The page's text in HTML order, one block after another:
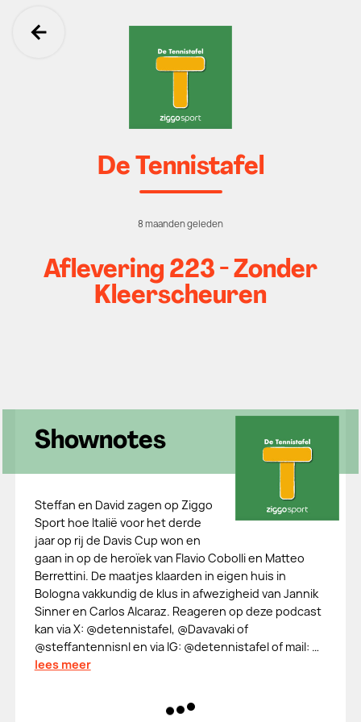
Ga terug
De Tennistafel
8 maanden geleden
Aflevering 223 - Zonder
Kleerscheuren
Shownotes
Steffan en David zagen op Ziggo
Sport hoe Italië voor het derde
jaar op rij de Davis Cup won en
gaan in op de heroïek van Flavio Cobolli en Matteo
Berrettini. De maatjes klaarden in eigen huis in
Bologna vakkundig de klus in afwezigheid van Jannik
Sinner en Carlos Alcaraz. Reageren op deze podcast
kan via X: @⁠⁠⁠⁠⁠⁠⁠⁠⁠⁠⁠⁠⁠⁠⁠⁠⁠⁠⁠⁠detennistafel⁠⁠⁠⁠⁠⁠⁠⁠⁠⁠⁠⁠⁠⁠⁠⁠⁠⁠⁠⁠, @⁠⁠⁠⁠⁠⁠⁠⁠⁠⁠⁠⁠⁠⁠⁠⁠⁠⁠⁠⁠Davavaki⁠⁠⁠⁠⁠⁠⁠⁠⁠⁠⁠⁠⁠⁠⁠⁠⁠⁠⁠⁠ of
@⁠⁠⁠⁠⁠⁠⁠⁠⁠⁠⁠⁠⁠⁠⁠⁠⁠⁠⁠⁠steffantennisnl⁠⁠⁠⁠⁠⁠⁠⁠⁠⁠⁠⁠⁠⁠⁠⁠⁠⁠⁠⁠ en via IG: @⁠⁠⁠⁠⁠⁠⁠⁠⁠⁠⁠⁠⁠⁠⁠⁠⁠⁠⁠⁠detennistafel⁠⁠⁠⁠⁠⁠⁠⁠⁠⁠⁠⁠⁠⁠⁠⁠⁠⁠⁠⁠ of mail: ⁠⁠⁠⁠⁠⁠⁠⁠⁠…
lees meer